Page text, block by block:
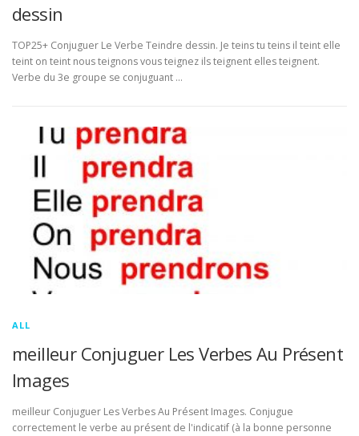
dessin
TOP25+ Conjuguer Le Verbe Teindre dessin. Je teins tu teins il teint elle
teint on teint nous teignons vous teignez ils teignent elles teignent.
Verbe du 3e groupe se conjuguant …
ALL
meilleur Conjuguer Les Verbes Au Présent
Images
meilleur Conjuguer Les Verbes Au Présent Images. Conjugue
correctement le verbe au présent de l'indicatif (à la bonne personne